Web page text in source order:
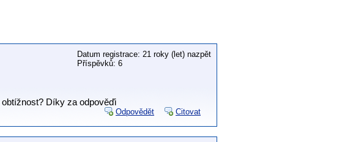
Datum registrace: 21 roky (let) nazpět
Příspěvků: 6
Díky za odpověďi
Odpovědět Citovat